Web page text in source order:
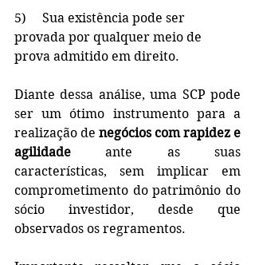
5)     Sua existência pode ser
provada por qualquer meio de
prova admitido em direito.
Diante dessa análise, uma SCP pode
ser um ótimo instrumento para a
realização de negócios com rapidez e
agilidade ante as suas
características, sem implicar em
comprometimento do patrimônio do
sócio investidor, desde que
observados os regramentos.